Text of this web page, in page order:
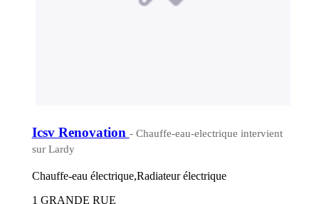
Icsv Renovation - Chauffe-eau-electrique intervient
sur Lardy
Chauffe-eau électrique,Radiateur électrique
1 GRANDE RUE